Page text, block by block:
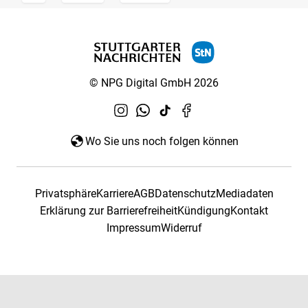
© NPG Digital GmbH 2026
Wo Sie uns noch folgen können
PrivatsphäreKarriereAGBDatenschutzMediadaten
Erklärung zur BarrierefreiheitKündigungKontakt
ImpressumWiderruf